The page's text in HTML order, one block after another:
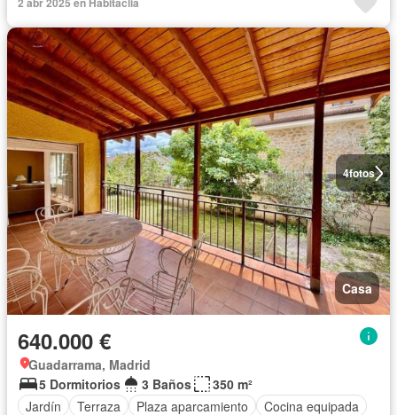
4fotos
Casa
640.000 €
Guadarrama, Madrid
5 Dormitorios
3 Baños
350 m²
Jardín
Terraza Plaza aparcamiento
Cocina equipada